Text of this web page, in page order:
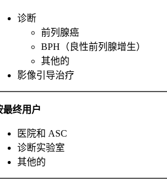
诊断
前列腺癌
BPH（良性前列腺增生）
其他的
影像引导治疗
最终用户
医院和 ASC
诊断实验室
其他的